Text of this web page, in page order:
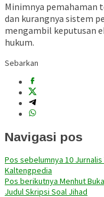
Minimnya pemahaman
dan kurangnya sistem
mengambil keputusan
hukum.
Sebarkan
Navigasi pos
Pos sebelumnya 10 Jurnalis
Kaltengpedia
Pos berikutnya Menhut
Judul Skripsi Soal Jihad